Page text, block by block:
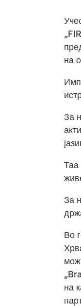
на
За
Таа
За
Во
на